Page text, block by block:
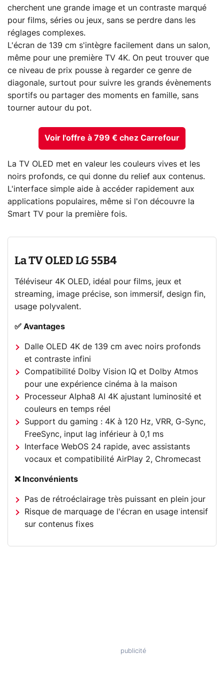
cherchent une grande image et un contraste marqué
pour films, séries ou jeux, sans se perdre dans les
réglages complexes.
L'écran de 139 cm s'intègre facilement dans un salon,
même pour une première TV 4K. On peut trouver que
ce niveau de prix pousse à regarder ce genre de
diagonale, surtout pour suivre les grands évènements
sportifs ou partager des moments en famille, sans
tourner autour du pot.
Voir l'offre à 799 € chez Carrefour
La TV OLED met en valeur les couleurs vives et les
noirs profonds, ce qui donne du relief aux contenus.
L'interface simple aide à accéder rapidement aux
applications populaires, même si l'on découvre la
Smart TV pour la première fois.
La TV OLED LG 55B4
Téléviseur 4K OLED, idéal pour films, jeux et
streaming, image précise, son immersif, design fin,
usage polyvalent.
✅ Avantages
Dalle OLED 4K de 139 cm avec noirs profonds
et contraste infini
Compatibilité Dolby Vision IQ et Dolby Atmos
pour une expérience cinéma à la maison
Processeur Alpha8 AI 4K ajustant luminosité et
couleurs en temps réel
Support du gaming : 4K à 120 Hz, VRR, G-Sync,
FreeSync, input lag inférieur à 0,1 ms
Interface WebOS 24 rapide, avec assistants
vocaux et compatibilité AirPlay 2, Chromecast
❌ Inconvénients
Pas de rétroéclairage très puissant en plein jour
Risque de marquage de l'écran en usage intensif
sur contenus fixes